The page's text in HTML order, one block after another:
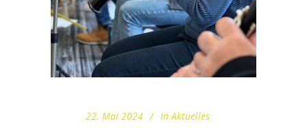
22. Mai 2024 In Aktuelles